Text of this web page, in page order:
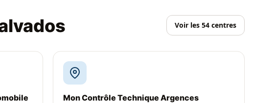
Voir les 54 centres
Mon Contrôle Technique Argences